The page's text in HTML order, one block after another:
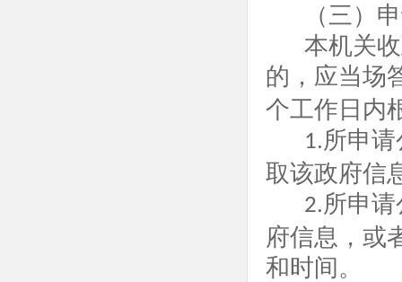
（三）
本机关
的，应当场
个工作日内
1.所申
取该政府信
2.所申
府信息，或
和时间。